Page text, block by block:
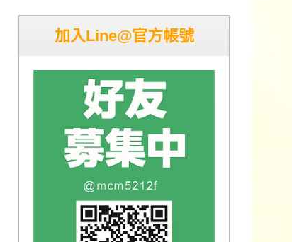
加入Line@官方帳號